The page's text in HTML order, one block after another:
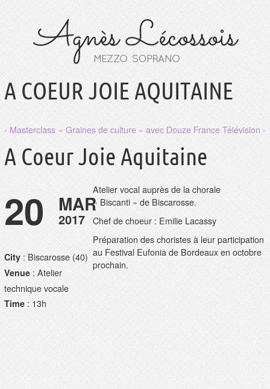
A COEUR JOIE AQUITAINE
‹ Masterclass « Graines de culture » avec Douze France Télévision ›
A Coeur Joie Aquitaine
20 MAR
2017
City: Biscarosse (40)
Venue: Atelier
technique vocale
Time: 13h
Atelier vocal auprès de la chorale
« Biscanti » de Biscarosse.
Chef de choeur : Emilie Lacassy
Préparation des choristes à leur participation
au Festival Eufonia de Bordeaux en octobre
prochain.